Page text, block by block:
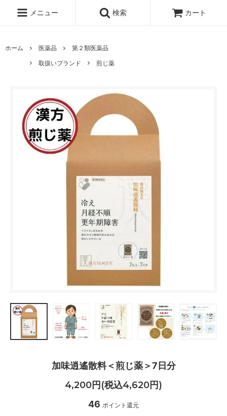
メニュー 検索 カート
ホーム 医薬品
第２類医薬品
取扱いブランド
煎じ薬
加味逍遙散料＜煎じ薬＞7日分
4,200円(税込4,620円)
46 ポイント還元